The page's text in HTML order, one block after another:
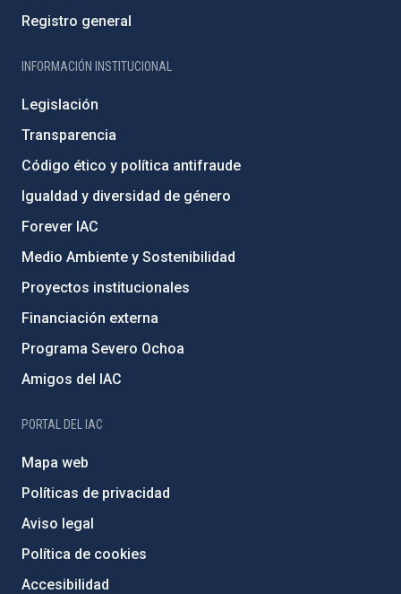
Registro general
INFORMACIÓN INSTITUCIONAL
Legislación
Transparencia
Código ético y política antifraude
Igualdad y diversidad de género
Forever IAC
Medio Ambiente y Sostenibilidad
Proyectos institucionales
Financiación externa
Programa Severo Ochoa
Amigos del IAC
PORTAL DEL IAC
Mapa web
Políticas de privacidad
Aviso legal
Política de cookies
Accesibilidad